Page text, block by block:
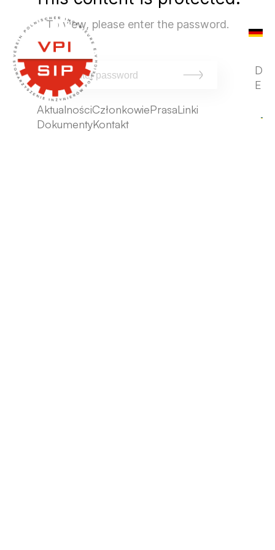
AktualnościCzłonkowiePrasaLinki
DokumentyKontakt
D
E
To view, please enter the password.